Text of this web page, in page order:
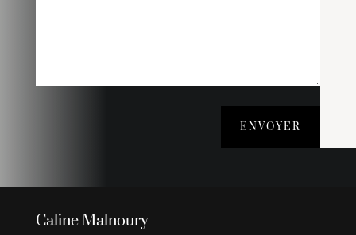
ENVOYER
Caline Malnoury